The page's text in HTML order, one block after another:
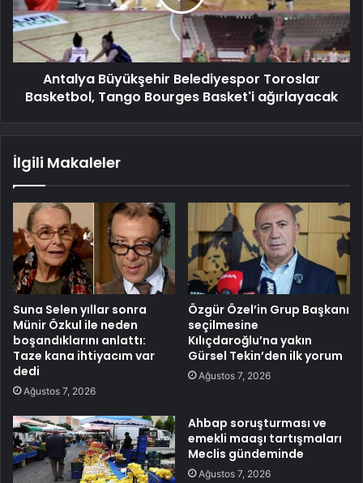
Antalya Büyükşehir Belediyespor Toroslar
Basketbol, ​​Tango Bourges Basket'i ağırlayacak
İlgili Makaleler
Suna Selen yıllar sonra
Münir Özkul ile neden
boşandıklarını anlattı:
Taze kana ihtiyacım var
dedi
Ağustos 7, 2026
Özgür Özel’in Grup Başkanı
seçilmesine
Kılıçdaroğlu’na yakın
Gürsel Tekin’den ilk yorum
Ağustos 7, 2026
Ahbap soruşturması ve
emekli maaşı tartışmaları
Meclis gündeminde
Ağustos 7, 2026